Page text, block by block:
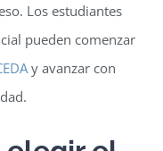
Los estudiantes
pueden comenzar
y avanzar con